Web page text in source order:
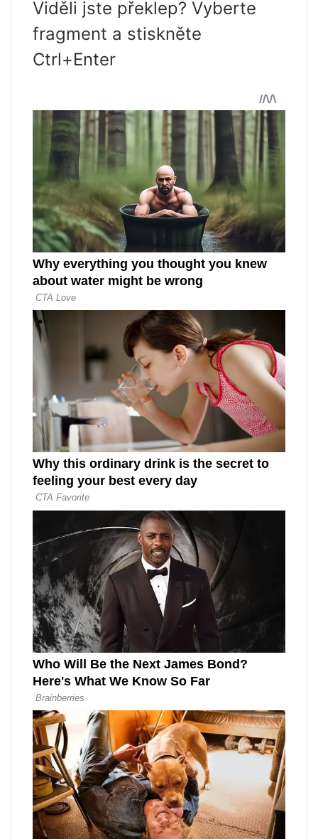
Viděli jste překlep? Vyberte
fragment a stiskněte
Ctrl+Enter